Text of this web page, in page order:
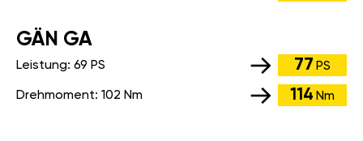
GÄN GA
Leistung: 69 PS 77 PS
Drehmoment: 102 Nm 114 Nm